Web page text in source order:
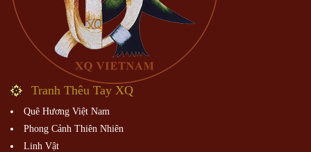
Tranh Thêu Tay XQ
Quê Hương Việt Nam
Phong Cảnh Thiên Nhiên
Linh Vật